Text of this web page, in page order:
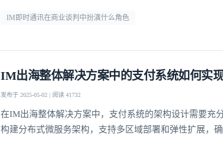
IM即时通讯在商业谈判中扮演什么角色
IM出海整体解决方案中的支付系统如何实
发布于 2025-05-02 | 阅读 41732
在IM出海整体解决方案中，支付系统的架构设计需要充
构建分布式微服务架构，支持多区域部署和弹性扩展，